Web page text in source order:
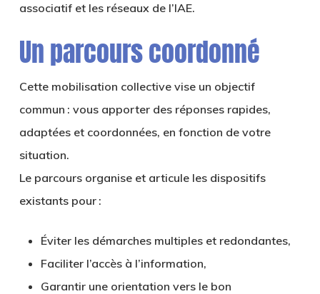
associatif et les réseaux de l’IAE.
Un parcours coordonné
Cette mobilisation collective vise un objectif
commun : vous apporter des réponses rapides,
adaptées et coordonnées, en fonction de votre
situation.
Le parcours organise et articule les dispositifs
existants pour :
Éviter les démarches multiples et redondantes,
Faciliter l’accès à l’information,
Garantir une orientation vers le bon